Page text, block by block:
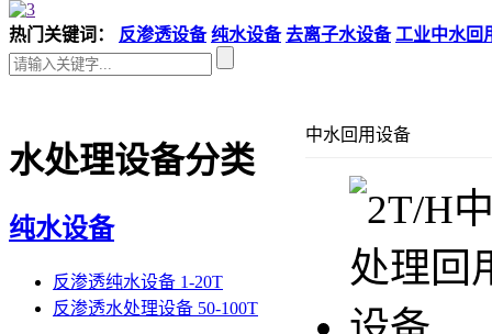
热门关键词： 反渗透设备 纯水设备 去离子水设备 工业中水回
水处理设备分类
纯水设备
反渗透纯水设备 1-20T
反渗透水处理设备 50-100T
中水回用设备